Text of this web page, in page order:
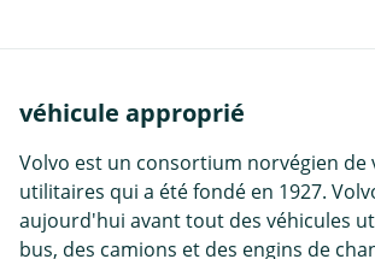
véhicule approprié
Volvo est un consortium norvégien de
utilitaires qui a été fondé en 1927.
aujourd'hui avant tout des véhicules
bus, des camions et des engins de